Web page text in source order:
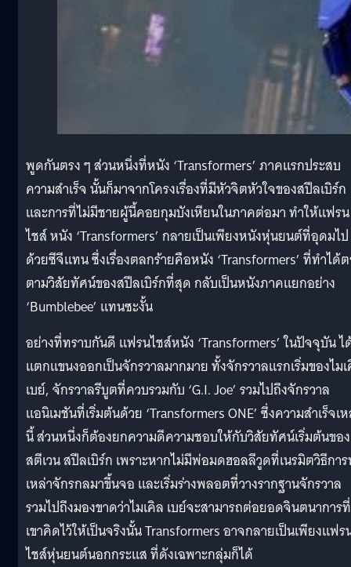
พูดกันตรง ๆ ส่วนหนึ่งที่หนัง ‘Transformers’ ภาคแรกประสบ
ความสำเร็จ นั้นก็มาจากโครงเรื่องที่มีหัวจิตหัวใจของสปีลเบิร์ก
และการที่ไม่มีชายผู้นี้คอยกุมบังเหียนในภาคต่อมา ทำให้แฟรน
ไชส์ หนัง ‘Transformers’ กลายเป็นเพียงหนังหุ่นยนต์ที่อุดมไป
ด้วยซีจีแทน ซึ่งเรื่องตลกร้ายคือหนัง ‘Transformers’ ที่ทำได้
ตามวิสัยทัศน์ของสปีลเบิร์กที่สุด กลับเป็นหนังภาคแยกอย่าง
‘Bumblebee’ แทนซะงั้น
อย่างที่ทราบกันดี แฟรนไชส์หนัง ‘Transformers’ ในปัจจุบัน ไ
แตกแขนงออกเป็นจักรวาลมากมาย ทั้งจักรวาลแรกเริ่มของไม
เบย์, จักรวาลรีบูตที่ควบรวมกับ ‘G.I. Joe’ รวมไปถึงจักรวาล
แอนิเมชันที่เริ่มต้นด้วย ‘Transformers ONE’ ซึ่งความสำเร็จเ
นี้ ส่วนหนึ่งก็ต้องยกความดีความชอบให้กับวิสัยทัศน์เริ่มต้นของ
สตีเวน สปีลเบิร์ก เพราะหากไม่มีพ่อมดฮอลลีวูดที่เนรมิตวิธีกา
เหล่าจักรกลมาขึ้นจอ และเริ่มร่างพลอตที่วางรากฐานจักรวาล
รวมไปถึงมองขาดว่าไมเคิล เบย์จะสามารถต่อยอดจินตนาการที่
เขาคิดไว้ให้เป็นจริงนั้น Transformers อาจกลายเป็นเพียงแฟร
ไชส์หุ่นยนต์นอกกระแส ที่ดังเฉพาะกลุ่มก็ได้